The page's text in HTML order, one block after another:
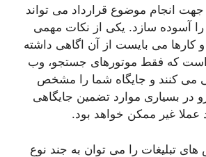
انجام موضوع قرارداد می تواند
آسوده سازد. یکی از نکات مهمی
می بایست از آن اگاهی داشته
است که فقط موتورهای جستجو، وب
می کنند و جایگاه شما را مشخص
در بسیاری موارد تضمین جایگاهی
غیر ممکن خواهد بود.
تبلیغات را می توان به جند نوع